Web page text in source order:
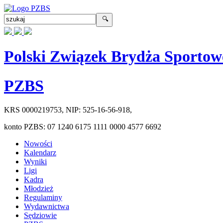
Polski Związek Brydża
PZBS
KRS 0000219753, NIP: 525-16-56-918,
konto PZBS: 07 1240 6175 1111 0000 4577 6692
Nowości
Kalendarz
Wyniki
Ligi
Kadra
Młodzież
Regulaminy
Wydawnictwa
Sędziowie